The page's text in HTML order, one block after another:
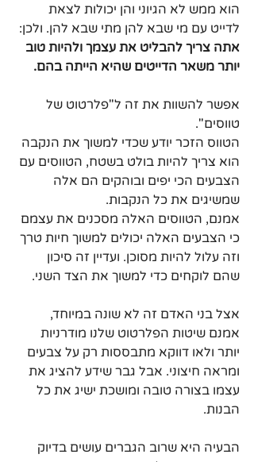
הוא ממש לא הגיוני והן יכולות לצאת
לדייט עם מי שבא להן מתי שבא להן. ולכן:
אתה צריך להבליט את עצמך ולהיות טוב
יותר משאר הדייטים שהיא הייתה בהם.
אפשר להשוות את זה ל"פלרטוט של
טווסים".
הטווס הזכר יודע שכדי למשוך את הנקבה
הוא צריך להיות בולט בשטח, הטווסים עם
הצבעים הכי יפים ובוהקים הם אלה
שמשיגים את כל הנקבות.
אמנם, הטווסים האלה מסכנים את עצמם
כי הצבעים האלה יכולים למשוך חיות טרך
וזה עלול להיות מסוכן. ועדיין זה סיכון
שהם לוקחים כדי למשוך את הצד השני.
אצל בני האדם זה לא שונה במיוחד,
אמנם שיטות הפלרטוט שלנו מודרניות
יותר ולאו דווקא מתבססות רק על צבעים
ומראה חיצוני. אבל גבר שידע להציג את
עצמו בצורה טובה ומושכת ישיג את כל
הבנות.
הבעיה היא שרוב הגברים עושים בדיוק